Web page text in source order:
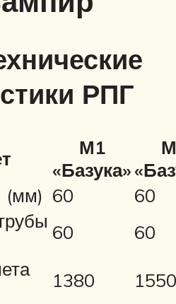
РПГ
М1
«Базука»
(мм) 60
60
60
60
1380
1550